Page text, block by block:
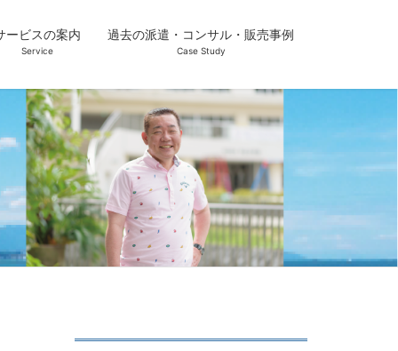
ービスの案内
Service
過去の派遣・コンサル・販売事例
Case Study